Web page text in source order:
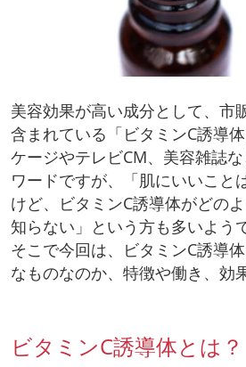
美容効果が高い成分として、市
含まれている「ビタミンC誘導
ケージやテレビCM、美容雑誌
ワードですが、「肌にいいこと
けど、ビタミンC誘導体がどの
知らない」という方も多いよう
そこで今回は、ビタミンC誘導
なものなのか、特徴や働き、効
ビタミンC誘導体とは？